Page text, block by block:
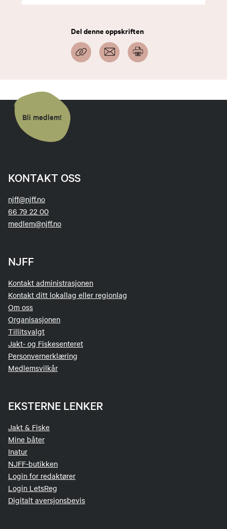
Del denne oppskriften
Bli medlem!
KONTAKT OSS
njff@njff.no
66 79 22 00
medlem@njff.no
NJFF
Kontakt administrasjonen
Kontakt ditt lokallag eller regionlag
Om oss
Organisasjonen
Tillitsvalgt
Jakt- og Fiskesenteret
Personvernerklæring
Medlemsvilkår
EKSTERNE LENKER
Jakt & Fiske
Mine båter
Inatur
NJFF-butikken
Login for redaktører
Login LetsReg
Digitalt aversjonsbevis